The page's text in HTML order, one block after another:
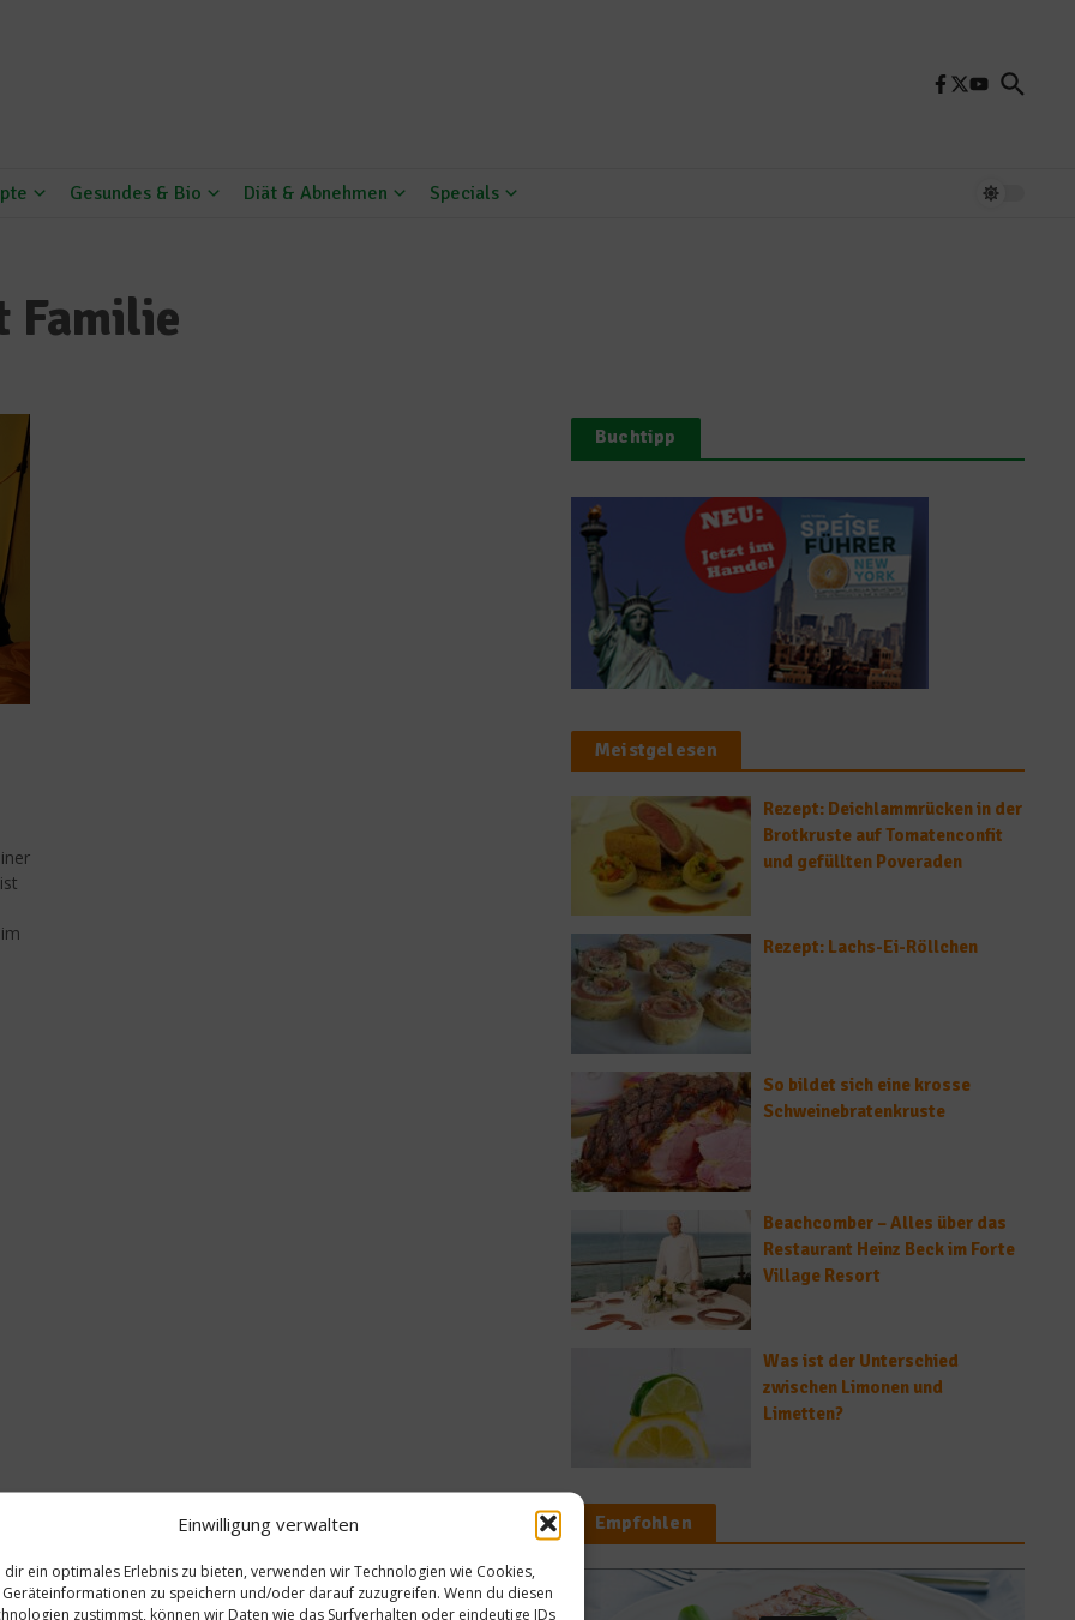
Einwilligung verwalten
dir ein optimales Erlebnis zu bieten, verwenden wir Technologien wie Cookies,
Geräteinformationen zu speichern und/oder darauf zuzugreifen. Wenn du diesen
zustimmst, können wir Daten wie das Surfverhalten oder eindeutige IDs
Gesundes & Bio Diät & Abnehmen Specials
Familie
Buchtipp
Meistgelesen
Rezept: Deichlammrücken in der
Brotkruste auf Tomatenconfit
und gefüllten Poveraden
Rezept: Lachs-Ei-Röllchen
So bildet sich eine krosse
Schweinebratenkruste
Beachcomber – Alles über das
Restaurant Heinz Beck im Forte
Village Resort
Was ist der Unterschied
zwischen Limonen und
Limetten?
Empfohlen